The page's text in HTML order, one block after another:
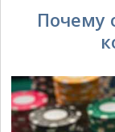
Почему